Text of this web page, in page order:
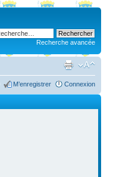
Recherche avancée
M’enregistrer Connexion